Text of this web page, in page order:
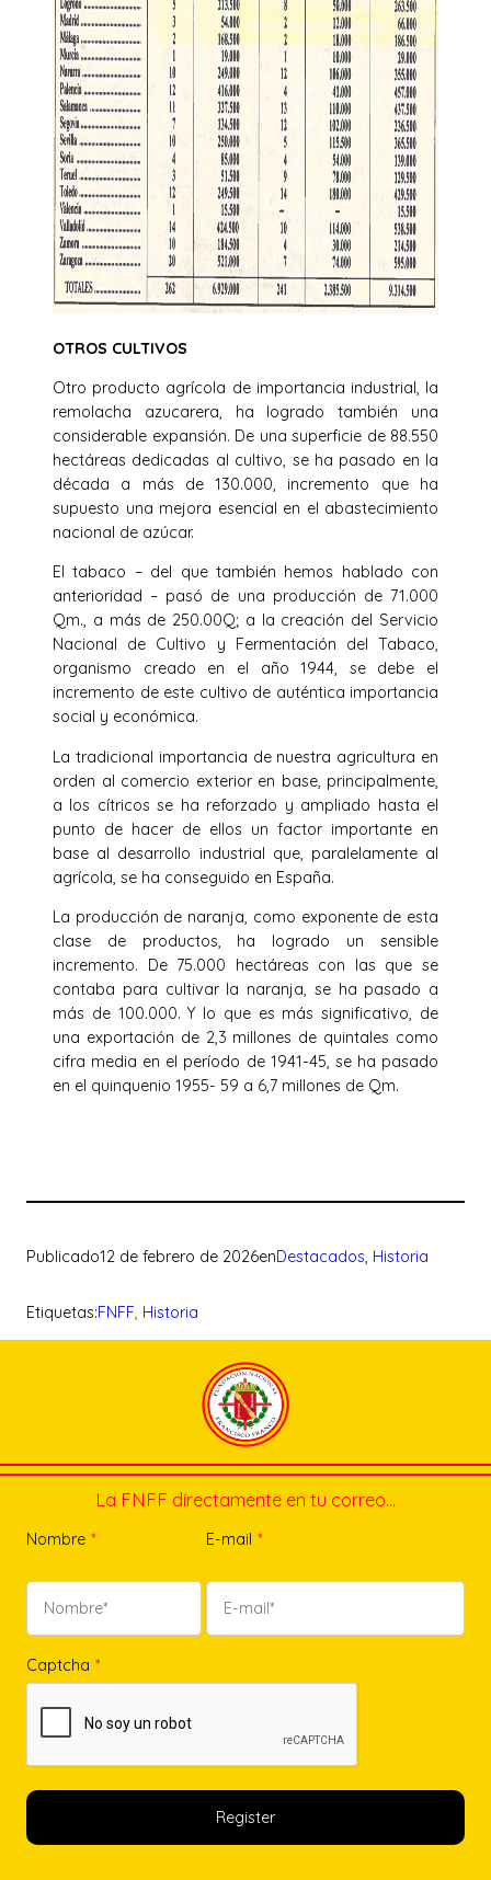
OTROS CULTIVOS
Otro producto agrícola de importancia industrial, la
remolacha azucarera, ha logrado también una
considerable expansión. De una superficie de 88.550
hectáreas dedicadas al cultivo, se ha pasado en la
década a más de 130.000, incremento que ha
supuesto una mejora esencial en el abastecimiento
nacional de azúcar.
El tabaco – del que también hemos hablado con
anterioridad – pasó de una producción de 71.000
Qm., a más de 250.00Q; a la creación del Servicio
Nacional de Cultivo y Fermentación del Tabaco,
organismo creado en el año 1944, se debe el
incremento de este cultivo de auténtica importancia
social y económica.
La tradicional importancia de nuestra agricultura en
orden al comercio exterior en base, principalmente,
a los cítricos se ha reforzado y ampliado hasta el
punto de hacer de ellos un factor importante en
base al desarrollo industrial que, paralelamente al
agrícola, se ha conseguido en España.
La producción de naranja, como exponente de esta
clase de productos, ha logrado un sensible
incremento. De 75.000 hectáreas con las que se
contaba para cultivar la naranja, se ha pasado a
más de 100.000. Y lo que es más significativo, de
una exportación de 2,3 millones de quintales como
cifra media en el período de 1941-45, se ha pasado
en el quinquenio 1955- 59 a 6,7 millones de Qm.
Publicado12 de febrero de 2026enDestacados, Historia
Etiquetas:FNFF, Historia
La FNFF directamente en tu correo…
Nombre * E-mail *
Captcha *